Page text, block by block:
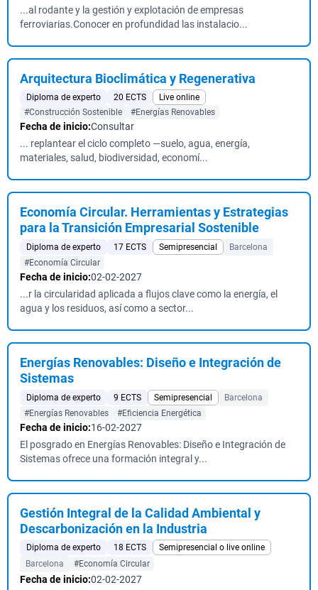
...al rodante y la gestión y explotación de empresas
ferroviarias.Conocer en profundidad las instalacio...
Arquitectura Bioclimática y Regenerativa
Diploma de experto 20 ECTS
Live online
#Construcción Sostenible
#Energías Renovables
Fecha de inicio:Consultar
... replantear el ciclo completo —suelo, agua, energía,
materiales, salud, biodiversidad, economí...
Economía Circular. Herramientas y Estrategias
para la Transición Empresarial Sostenible
Diploma de experto 17 ECTS Semipresencial
Barcelona
#Economía Circular
Fecha de inicio:02-02-2027
...r la circularidad aplicada a flujos clave como la energía, el
agua y los residuos, así como a sector...
Energías Renovables: Diseño e Integración de
Sistemas
Diploma de experto 9 ECTS Semipresencial
Barcelona
#Energías Renovables
#Eficiencia Energética
Fecha de inicio:16-02-2027
El posgrado en Energías Renovables: Diseño e Integración de
Sistemas ofrece una formación integral y...
Gestión Integral de la Calidad Ambiental y
Descarbonización en la Industria
Diploma de experto 18 ECTS
Semipresencial o live online
Barcelona
#Economía Circular
Fecha de inicio:02-02-2027